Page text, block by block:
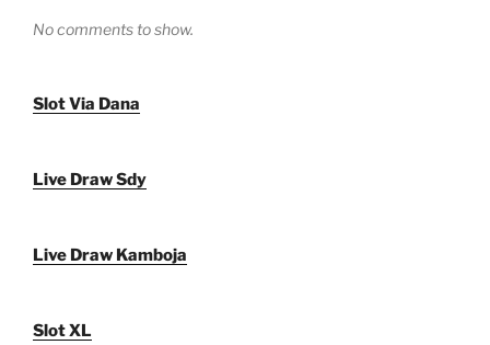
No comments to show.
Slot Via Dana
Live Draw Sdy
Live Draw Kamboja
Slot XL